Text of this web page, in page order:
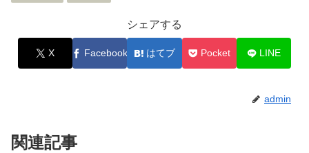
シェアする
X Facebook はてブ Pocket LINE
admin
関連記事